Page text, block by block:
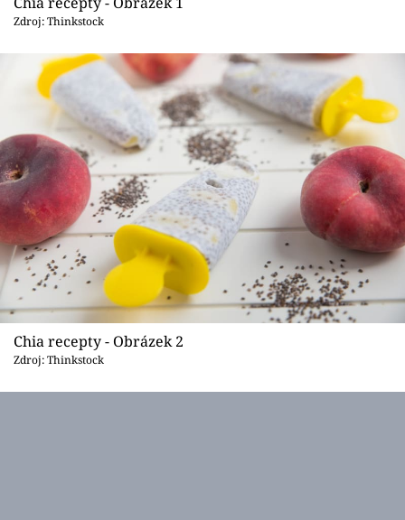
Přihlášení
Sledujte nás
Zdroj: Thinkstock
Chia recepty - Obrázek 2
Zdroj: Thinkstock